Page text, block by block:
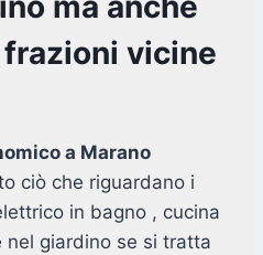
vicine
a Marano
ciò che riguardano i
in bagno , cucina
nel giardino se si tratta